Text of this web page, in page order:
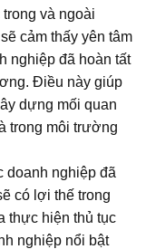
và ngoài
cảm thấy yên tâm
nghiệp đã hoàn tất
Điều này giúp
dựng mối quan
trong môi trường
doanh nghiệp đã
có lợi thế trong
thực hiện thủ tục
nghiệp nổi bật